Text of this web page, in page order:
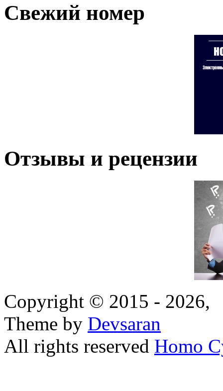
Свежий номер
Отзывы и рецензии
Copyright © 2015 - 2026,
Theme by Devsaran
All rights reserved Homo